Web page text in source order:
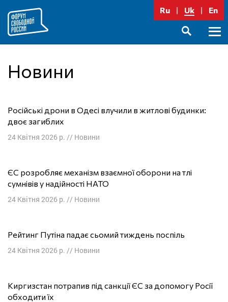
до
вмісту
Ru Uk En
Новини
Російські дрони в Одесі влучили в житлові будинки:
двоє загиблих
24 Квітня 2026 р. // Новини
ЄС розробляє механізм взаємної оборони на тлі
сумнівів у надійності НАТО
24 Квітня 2026 р. // Новини
Рейтинг Путіна падає сьомий тиждень поспіль
24 Квітня 2026 р. // Новини
Киргизстан потрапив під санкції ЄС за допомогу Росії
обходити їх